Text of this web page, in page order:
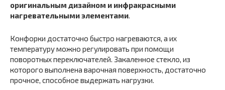
оригинальным дизайном и инфракрасными
нагревательными элементами.
Конфорки достаточно быстро нагреваются, а их
температуру можно регулировать при помощи
поворотных переключателей. Закаленное стекло, из
которого выполнена варочная поверхность, достаточно
прочное, способное выдержать нагрузки.